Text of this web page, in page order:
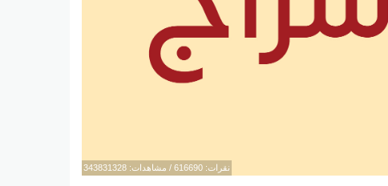
نقرات: 616690 / مشاهدات: 343831328